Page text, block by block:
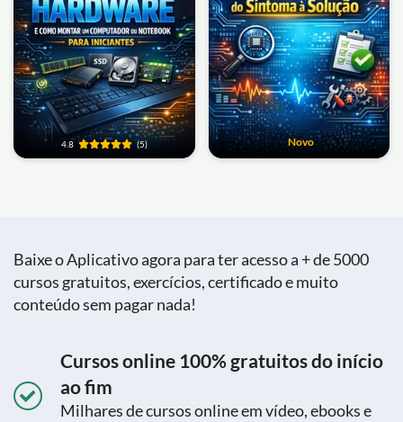
4.8 (5) Novo
Baixe o Aplicativo agora para ter acesso a + de 5000
cursos gratuitos, exercícios, certificado e muito
conteúdo sem pagar nada!
Cursos online 100% gratuitos do início
ao fim
Milhares de cursos online em vídeo, ebooks e